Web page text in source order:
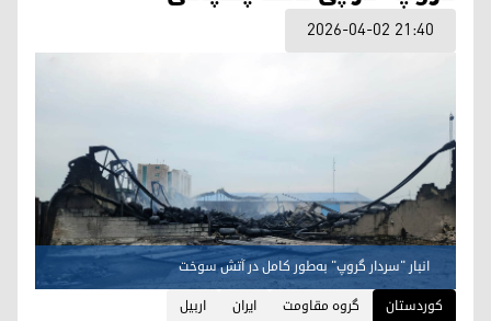
2026-04-02 21:40
انبار "سردار گروپ" به‌طور کامل در آتش سوخت
کوردستان
گروه مقاومت ایران اربیل